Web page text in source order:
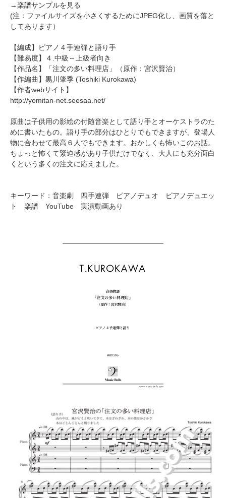
→楽譜サンプルを見る
(注：ファイルサイズを小さくするためにJPEG化し、画質を落と
してあります）
【編成】 ピアノ４手連弾と語り手
【難易度】４.中級～上級者向き
【作品名】「注文の多い料理店」（原作：宮沢賢治）
【作編曲】 黒川肇季 (Toshiki Kurokawa)
【作者webサイト】
http://yomitan-net.seesaa.net/
原曲は子供用の影絵の付随音楽として語り手とオーケストラのた
めに書いたもの。語り手の部分はひとりでもできますが、登場人
物に合わせて最高６人でもできます。おかしくも怖いこのお話。
ちょっと怖くて緊迫感があり子供だけでなく、大人にも充分面白
くという多くの注文に応えました。
キーワード：音楽劇 四手連弾 ピアノデュオ ピアノデュエッ
ト 楽譜 YouTube 実演動画あり